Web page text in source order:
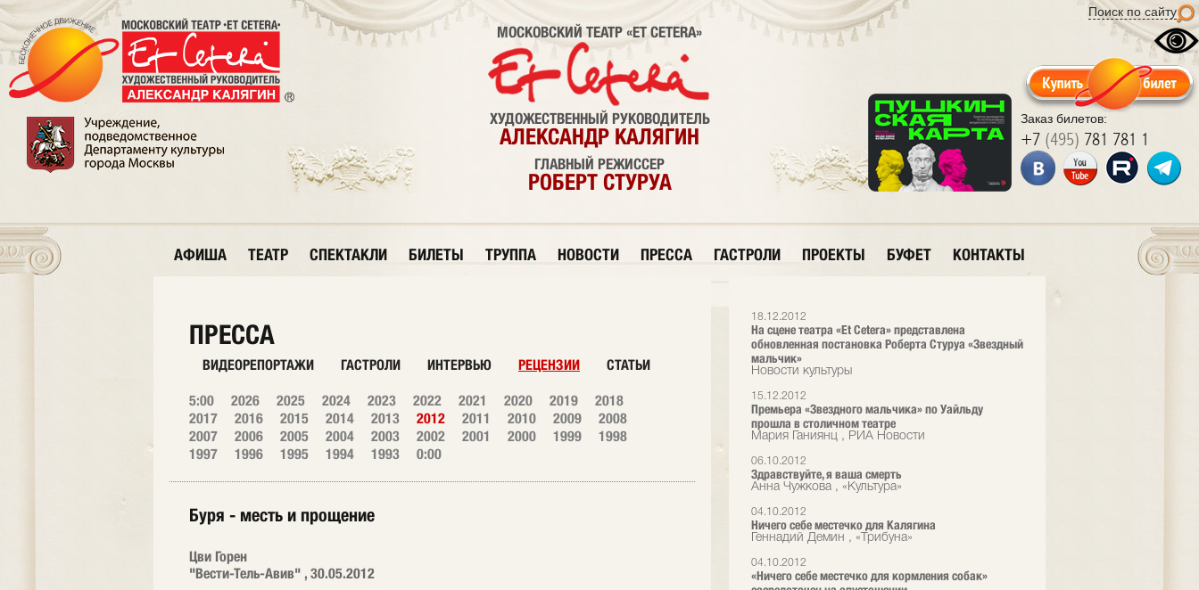
Поиск по сайту
Заказ билетов:
+7 (495) 781 781 1
МОСКОВСКИЙ ТЕАТР «ET CETERA»
ХУДОЖЕСТВЕННЫЙ РУКОВОДИТЕЛЬ
АЛЕКСАНДР КАЛЯГИН
ГЛАВНЫЙ РЕЖИССЕР
РОБЕРТ СТУРУА
АФИША ТЕАТР СПЕКТАКЛИ БИЛЕТЫ ТРУППА НОВОСТИ ПРЕССА ГАСТРОЛИ ПРОЕКТЫ БУФЕТ КОНТАКТЫ
18.12.2012
На сцене театра «Et Cetera» представлена
обновленная постановка Роберта Стуруа «Звездный
мальчик»
Новости культуры
15.12.2012
Премьера «Звездного мальчика» по Уайльду
прошла в столичном театре
Мария Ганиянц , РИА Новости
06.10.2012
Здравствуйте, я ваша смерть
Анна Чужкова , «Культура»
04.10.2012
Ничего себе местечко для Калягина
Геннадий Демин , «Трибуна»
04.10.2012
«Ничего себе местечко для кормления собак»
ПРЕССА
ВИДЕОРЕПОРТАЖИ ГАСТРОЛИ ИНТЕРВЬЮ РЕЦЕНЗИИ СТАТЬИ
5:00 2026 2025 2024 2023 2022 2021 2020 2019
2018
2017
2016 2015 2014 2013 2012 2011 2010 2009
2008
2007
2006 2005 2004 2003 2002 2001 2000 1999
1998
1997
1996 1995 1994 1993 0:00
Буря - месть и прощение
Цви Горен
"Вести-Тель-Авив" , 30.05.2012